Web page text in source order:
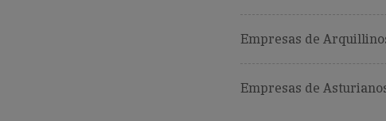
Empresas de
Empresas de